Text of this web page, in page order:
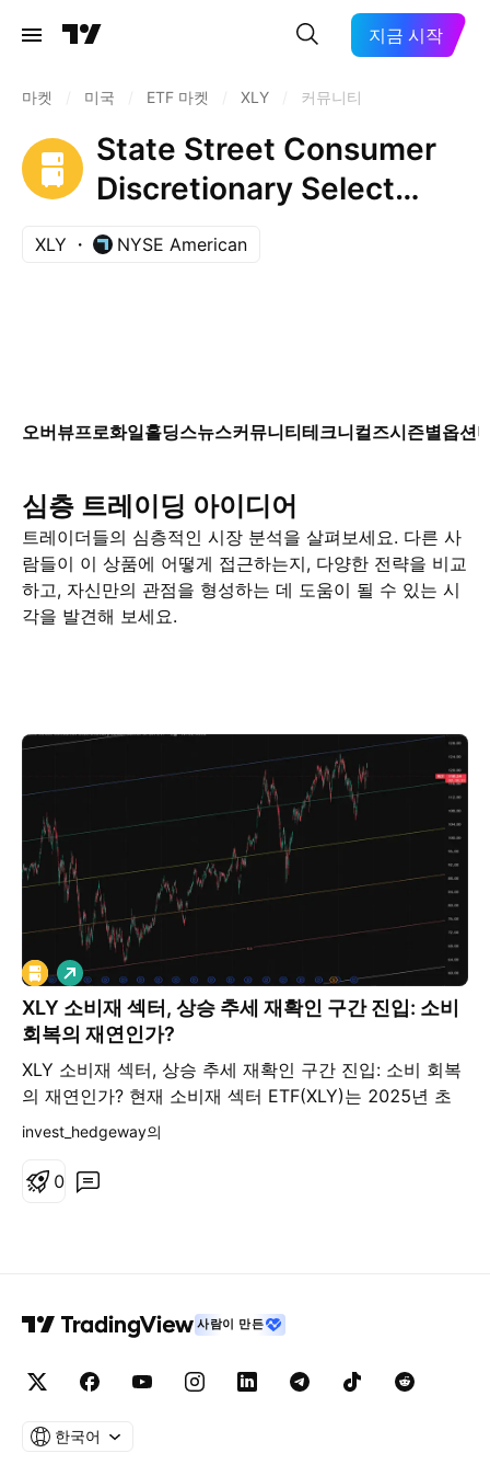
지금 시작
마켓 미국 ETF 마켓 XLY 커뮤니티
State Street Consumer
Discretionary Select
Sector SPDR ETF
XLY NYSE American
오버뷰프로화일홀딩스뉴스커뮤니티테크니컬즈시즌별옵션
심층 트레이딩 아이디어
트레이더들의 심층적인 시장 분석을 살펴보세요. 다른 사
람들이 이 상품에 어떻게 접근하는지, 다양한 전략을 비교
하고, 자신만의 관점을 형성하는 데 도움이 될 수 있는 시
각을 발견해 보세요.
XLY 소비재 섹터, 상승 추세 재확인 구간 진입: 소비
회복의 재연인가?
XLY 소비재 섹터, 상승 추세 재확인 구간 진입: 소비 회복
의 재연인가? 현재 소비재 섹터 ETF(XLY)는 2025년 초
급등 이후 조정을 거친 뒤 상승 채널 중단부와 주요 지지
구간에서 반등이 나타나며 재차 상승 추세 복귀를 시도하
는 흐름을 보이고 있습니다. 특히 최근 구조는 고점 형성
이후 단순 조정이 진행된 것이 아니라, 상승 채널 내에서
2023년 5월 ~ 2024년 5월 그리고 이후 구간으로, 미국
며 소비재 섹터가 시장 대비 강세를 보이던 시기입니다.
한 모습을 유지했고, 소비 회복 기대가 확대되었으며, 연
롱
invest_hedgeway의
0
사람이 만든
한국어